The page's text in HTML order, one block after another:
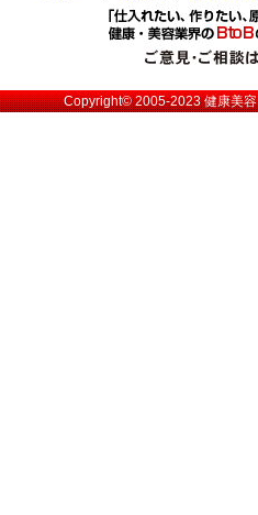
Copyright© 2005-2023健康美